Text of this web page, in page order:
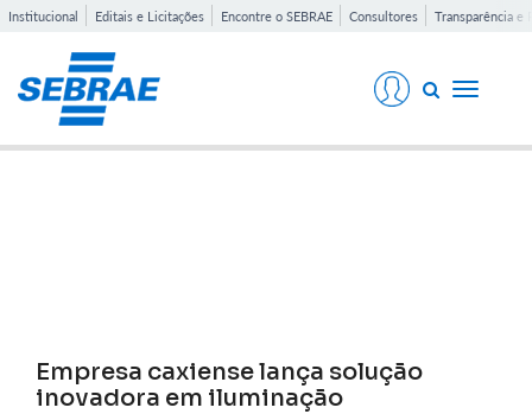
Institucional Editais e Licitações Encontre o SEBRAE Consultores Transparência e
Toggle
Empresa caxiense lança solução
inovadora em iluminação